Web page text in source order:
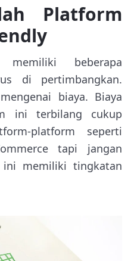
Platform
beberapa
di pertimbangkan.
biaya. Biaya
ini terbilang cukup
platform seperti
tapi jangan
memiliki tingkatan